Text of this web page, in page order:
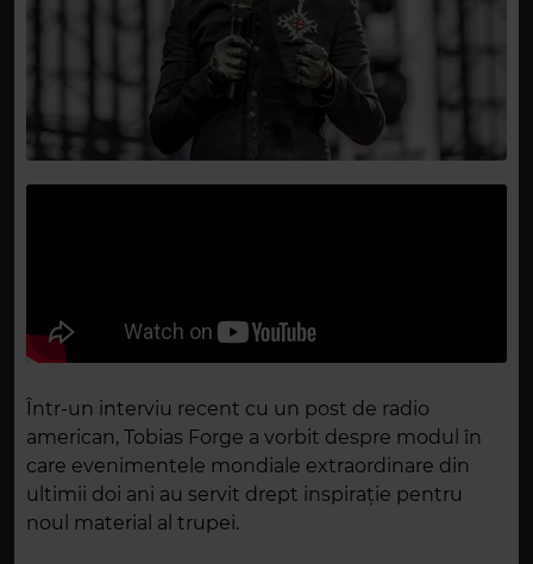
Într-un interviu recent cu un post de radio
american, Tobias Forge a vorbit despre modul în
care evenimentele mondiale extraordinare din
ultimii doi ani au servit drept inspirație pentru
noul material al trupei.